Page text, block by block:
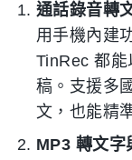
通話錄音轉
用手機內建
TinRec 都能
稿。支援多
文，也能精
MP3 轉文字